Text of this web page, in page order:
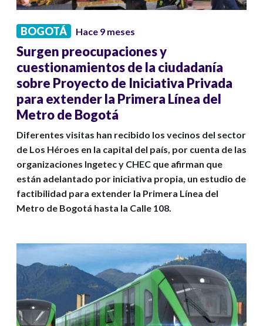
BOGOTÁ Hace 9 meses
Surgen preocupaciones y
cuestionamientos de la ciudadanía
sobre Proyecto de Iniciativa Privada
para extender la Primera Línea del
Metro de Bogotá
Diferentes visitas han recibido los vecinos del sector
de Los Héroes en la capital del país, por cuenta de las
organizaciones Ingetec y CHEC que afirman que
están adelantado por iniciativa propia, un estudio de
factibilidad para extender la Primera Línea del
Metro de Bogotá hasta la Calle 108.